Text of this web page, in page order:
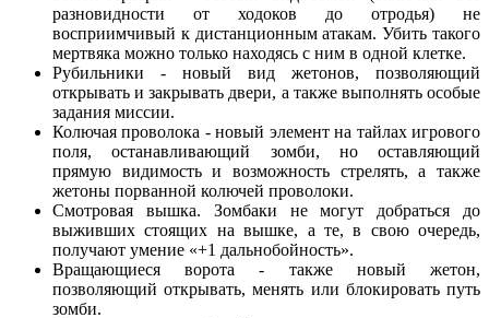
разновидности от ходоков до отродья) не
восприимчивый к дистанционным атакам. Убить такого
мертвяка можно только находясь с ним в одной клетке.
Рубильники - новый вид жетонов, позволяющий
открывать и закрывать двери, а также выполнять особые
задания миссии.
Колючая проволока - новый элемент на тайлах игрового
поля, останавливающий зомби, но оставляющий
прямую видимость и возможность стрелять, а также
жетоны порванной колючей проволоки.
Смотровая вышка. Зомбаки не могут добраться до
выживших стоящих на вышке, а те, в свою очередь,
получают умение «+1 дальнобойность».
Вращающиеся ворота - также новый жетон,
позволяющий открывать, менять или блокировать путь
зомби.